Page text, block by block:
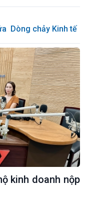
Sự kiện - Luận bàn
chuyện thời sự
chảy sự kiện
chủ nhật
đêm
Dòng chảy Kinh tế
kinh doanh nộp